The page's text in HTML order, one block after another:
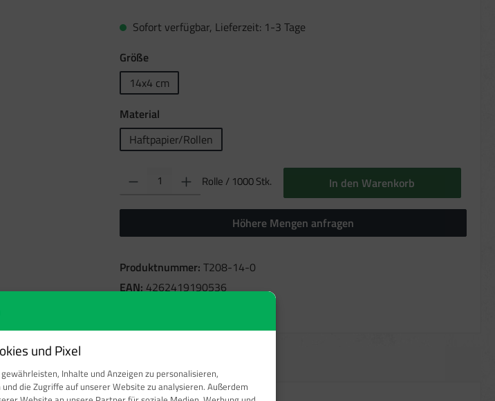
Sofort verfügbar, Lieferzeit: 1-3 Tage
Größeauswählen
14x4 cm
Materialauswählen
Haftpapier/Rollen
Produkt Anzahl: Gib den gewünschten Wert ein oder benutze die Schaltflächen um die Anzahl zu erhöhen
Rolle / 1000 Stk. In den Warenkorb
Höhere Mengen anfragen
Produktnummer: T208-14-0
EAN: 4262419190536
und Pixel
Inhalte und Anzeigen zu personalisieren,
die Zugriffe auf unserer Website zu analysieren. Außerdem